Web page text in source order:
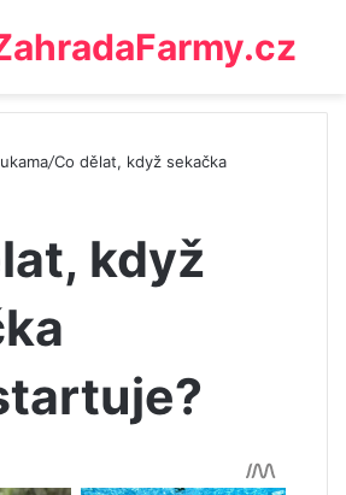
/Co dělat, když sekačka
když